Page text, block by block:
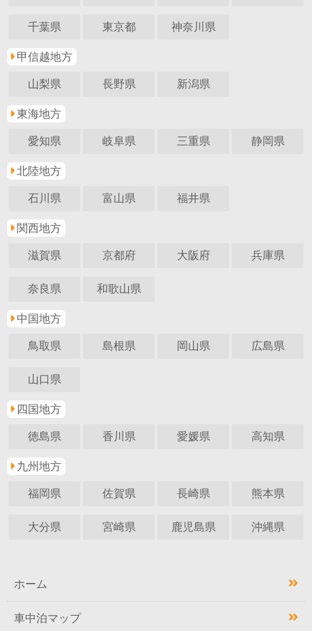
千葉県 東京都 神奈川県
甲信越地方
山梨県 長野県 新潟県
東海地方
愛知県 岐阜県 三重県 静岡県
北陸地方
石川県 富山県 福井県
関西地方
滋賀県 京都府 大阪府 兵庫県
奈良県 和歌山県
中国地方
鳥取県 島根県 岡山県 広島県
山口県
四国地方
徳島県 香川県 愛媛県 高知県
九州地方
福岡県 佐賀県 長崎県 熊本県
大分県 宮崎県 鹿児島県 沖縄県
ホーム
車中泊マップ